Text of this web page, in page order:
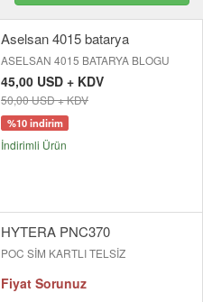
Aselsan 4015 batarya
ASELSAN 4015 BATARYA BLOGU
45,00 USD + KDV
50,00 USD + KDV
%10 indirim
İndirimli Ürün
HYTERA PNC370
POC SİM KARTLI TELSİZ
Fiyat Sorunuz